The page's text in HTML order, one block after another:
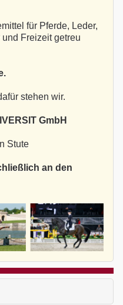
für Pferde, Leder,
Freizeit getreu
stehen wir.
GmbH
Stute
an den